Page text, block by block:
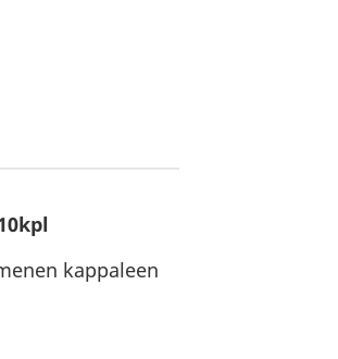
kappaleen